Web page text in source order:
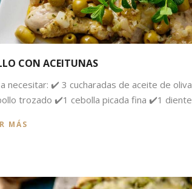
CON ACEITUNAS
necesitar: ✔️ 3 cucharadas de aceite de
trozado ✔️1 cebolla picada fina ✔️1
MÁS